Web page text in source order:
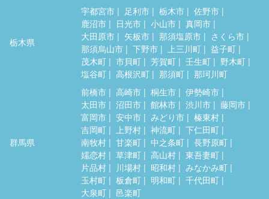
栃木県
宇都宮市 足利市 栃木市
佐野市
鹿沼市
日光市 小山市
真岡市
大田原市
矢板市 那須塩原市
さくら市
那須烏山市
下野市 上三川町
益子町
茂木町
市貝町 芳賀町 壬生町
野木町
塩谷町
高根沢町 那須町 那珂川町
群馬県
前橋市 高崎市 桐生市
伊勢崎市
太田市
沼田市 館林市 渋川市
藤岡市
富岡市
安中市 みどり市
榛東村
吉岡町
上野村 神流町
下仁田町
南牧村
甘楽町 中之条町
長野原町
嬬恋村
草津町 高山村
東吾妻町
片品村
川場村 昭和村
みなかみ町
玉村町
板倉町 明和町
千代田町
大泉町
邑楽町